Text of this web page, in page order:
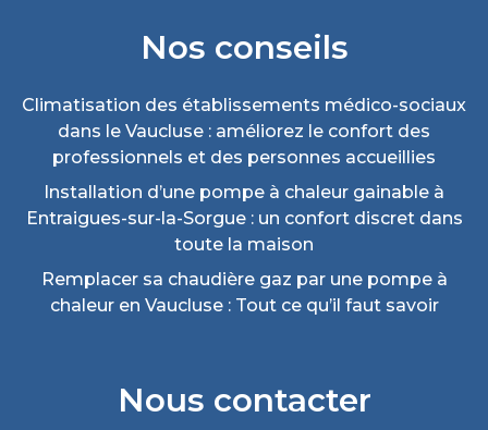
Nos conseils
Climatisation des établissements médico-sociaux
dans le Vaucluse : améliorez le confort des
professionnels et des personnes accueillies
Installation d’une pompe à chaleur gainable à
Entraigues-sur-la-Sorgue : un confort discret dans
toute la maison
Remplacer sa chaudière gaz par une pompe à
chaleur en Vaucluse : Tout ce qu’il faut savoir
Nous contacter